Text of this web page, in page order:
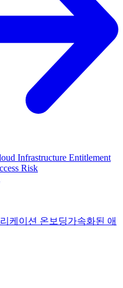
Infrastructure Entitlement
Risk
케이션 온보딩가속화된 애